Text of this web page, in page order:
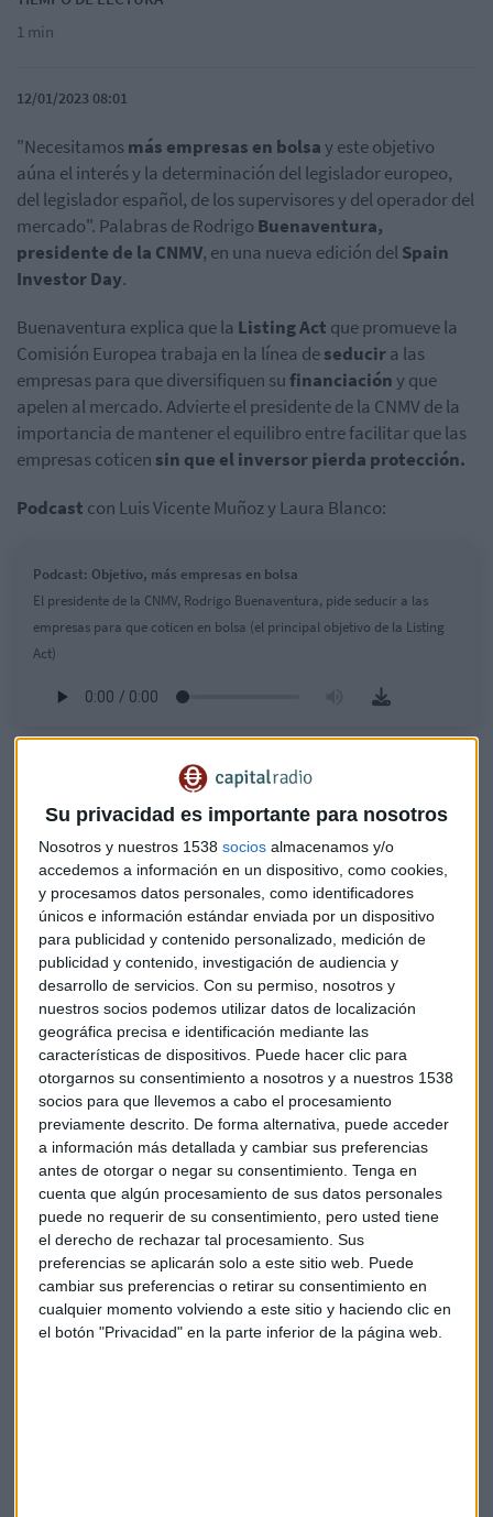
Su privacidad es importante para nosotros
Nosotros y nuestros 1538 socios almacenamos y/o
accedemos a información en un dispositivo, como cookies,
y procesamos datos personales, como identificadores
únicos e información estándar enviada por un dispositivo
para publicidad y contenido personalizado, medición de
publicidad y contenido, investigación de audiencia y
desarrollo de servicios. Con su permiso, nosotros y
nuestros socios podemos utilizar datos de localización
geográfica precisa e identificación mediante las
características de dispositivos. Puede hacer clic para
otorgarnos su consentimiento a nosotros y a nuestros 1538
socios para que llevemos a cabo el procesamiento
previamente descrito. De forma alternativa, puede acceder
a información más detallada y cambiar sus preferencias
antes de otorgar o negar su consentimiento. Tenga en
cuenta que algún procesamiento de sus datos personales
puede no requerir de su consentimiento, pero usted tiene
el derecho de rechazar tal procesamiento. Sus
preferencias se aplicarán solo a este sitio web. Puede
cambiar sus preferencias o retirar su consentimiento en
cualquier momento volviendo a este sitio y haciendo clic en
el botón "Privacidad" en la parte inferior de la página web.
1 min
12/01/2023 08:01
"Necesitamosmás empresas en bolsay este objetivo
aúna el interés y la determinación del legislador europeo,
del legislador español, de los supervisores y del operador del
mercado". Palabras de Rodrigo Buenaventura,
presidente de la CNMV, en una nueva edición delSpain
Investor Day.
Buenaventura explica que la Listing Act que promueve la
Comisión Europea trabaja en la línea deseducira las
empresas para que diversifiquen sufinanciacióny que
apelen al mercado. Advierte el presidente de la CNMV de la
importancia de mantener el equilibro entre facilitar que las
empresas coticen sin que el inversor pierda protección.
Podcast con Luis Vicente Muñoz y Laura Blanco:
Podcast: Objetivo, más empresas en bolsa
El presidente de la CNMV, Rodrigo Buenaventura, pide seducir a las
empresas para que coticen en bolsa (el principal objetivo de la Listing
Act)
Hora Trading, para los amantes del
mercado
¿Te apasiona el mercado? ¿Te gusta la operativa en el corto
plazo? ¿Conoces los riesgos? ¿Con qué producto operas?
Cada martes, en Capital Radio, Hora Trading aborda los
entresijos de los mercados financieros en un espacio que
puede seguir a través de la radio (13.05) o a través d elos
canales de Youtube y Twitch.